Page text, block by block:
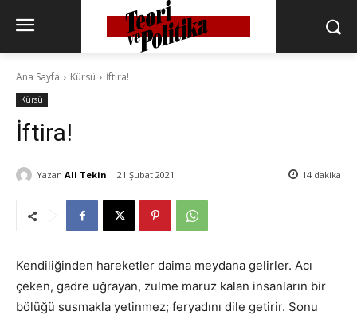
Ana Sayfa Kürsü İftira!
Kürsü
İftira!
Yazan Ali Tekin 21 Şubat 2021 14 dakika
Kendiliğinden hareketler daima meydana gelirler. Acı
çeken, gadre uğrayan, zulme maruz kalan insanların bir
bölüğü susmakla yetinmez; feryadını dile getirir. Sonu